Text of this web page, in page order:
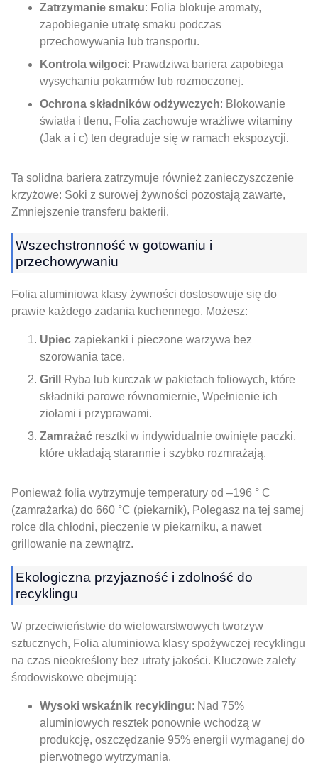
Zatrzymanie smaku: Folia blokuje aromaty,
zapobieganie utratę smaku podczas
przechowywania lub transportu.
Kontrola wilgoci: Prawdziwa bariera zapobiega
wysychaniu pokarmów lub rozmoczonej.
Ochrona składników odżywczych: Blokowanie
światła i tlenu, Folia zachowuje wrażliwe witaminy
(Jak a i c) ten degraduje się w ramach ekspozycji.
Ta solidna bariera zatrzymuje również zanieczyszczenie
krzyżowe: Soki z surowej żywności pozostają zawarte,
Zmniejszenie transferu bakterii.
Wszechstronność w gotowaniu i
przechowywaniu
Folia aluminiowa klasy żywności dostosowuje się do
prawie każdego zadania kuchennego. Możesz:
Upiec zapiekanki i pieczone warzywa bez
szorowania tace.
Grill
Ryba lub kurczak w pakietach foliowych, które
składniki parowe równomiernie, Wpełnienie ich
ziołami i przyprawami.
Zamrażać resztki w indywidualnie owinięte paczki,
które układają starannie i szybko rozmrażają.
Ponieważ folia wytrzymuje temperatury od –196 ° C
(zamrażarka) do 660 °C (piekarnik), Polegasz na tej samej
rolce dla chłodni, pieczenie w piekarniku, a nawet
grillowanie na zewnątrz.
Ekologiczna przyjazność i zdolność do
recyklingu
W przeciwieństwie do wielowarstwowych tworzyw
sztucznych, Folia aluminiowa klasy spożywczej recyklingu
na czas nieokreślony bez utraty jakości. Kluczowe zalety
środowiskowe obejmują:
Wysoki wskaźnik recyklingu: Nad 75%
aluminiowych resztek ponownie wchodzą w
produkcję, oszczędzanie 95% energii wymaganej do
pierwotnego wytrzymania.